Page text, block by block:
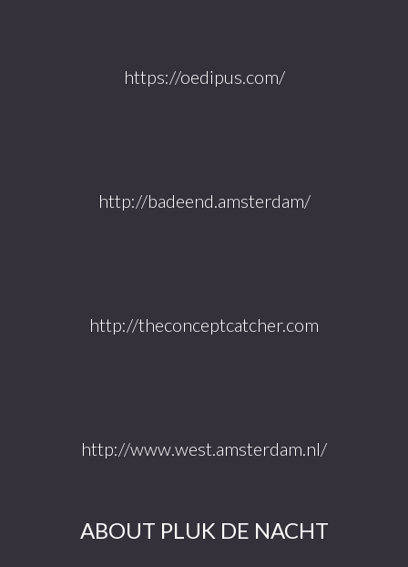
https://oedipus.com/
http://badeend.amsterdam/
http://theconceptcatcher.com
http://www.west.amsterdam.nl/
ABOUT PLUK DE NACHT